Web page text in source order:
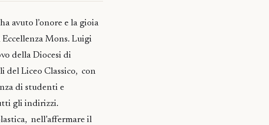
avuto l’onore e la gioia
Eccellenza Mons. Luigi
della Diocesi di
del Liceo Classico, con
di studenti e
gli indirizzi.
nell’affermare il